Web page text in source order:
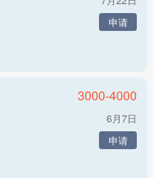
申请
3000-4000
6月7日
申请